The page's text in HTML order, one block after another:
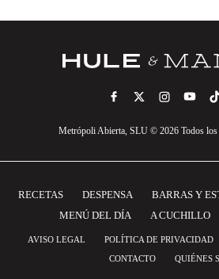
Metrópoli Abierta, SLU © 2026 Todos los
RECETAS DESPENSA BARRAS Y
MENÚ DEL DÍA
A CUCHILLO
AVISO LEGAL POLÍTICA DE PRIVACIDAD
CONTACTO
QUIÉNES